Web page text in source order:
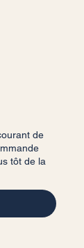
de
tôt de la